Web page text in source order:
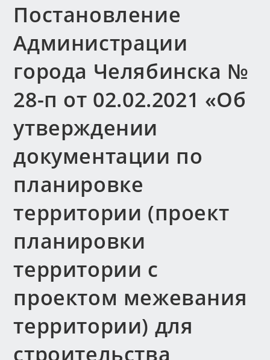
Постановление
Администрации
города Челябинска №
28-п от 02.02.2021 «Об
утверждении
документации по
планировке
территории (проект
планировки
территории с
проектом межевания
территории) для
строительства